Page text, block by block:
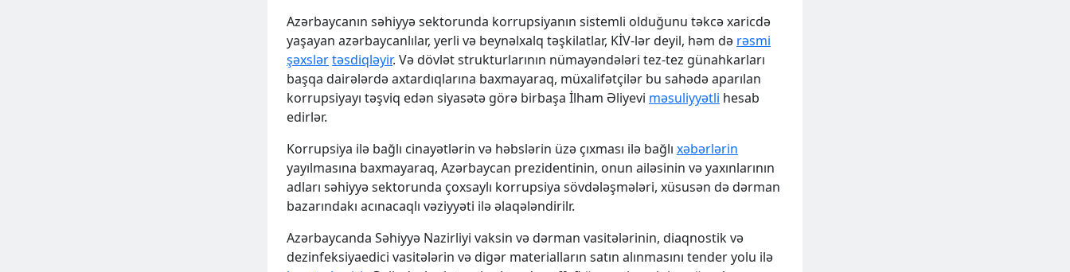
Azərbaycanın səhiyyə sektorunda korrupsiyanın sistemli olduğunu təkcə xaricdə
yaşayan azərbaycanlılar, yerli və beynəlxalq təşkilatlar, KİV-lər deyil, həm də rəsmi
şəxslərtəsdiqləyir. Və dövlət strukturlarının nümayəndələri tez-tez günahkarları
başqa dairələrdə axtardıqlarına baxmayaraq, müxalifətçilər bu sahədə aparılan
korrupsiyayı təşviq edən siyasətə görə birbaşa İlham Əliyevi məsuliyyətli hesab
edirlər.
Korrupsiya ilə bağlı cinayətlərin və həbslərin üzə çıxması ilə bağlı xəbərlərin
yayılmasına baxmayaraq, Azərbaycan prezidentinin, onun ailəsinin və yaxınlarının
adları səhiyyə sektorunda çoxsaylı korrupsiya sövdələşmələri, xüsusən də dərman
bazarındakı acınacaqlı vəziyyəti ilə əlaqələndirilr.
Azərbaycanda Səhiyyə Nazirliyi vaksin və dərman vasitələrinin, diaqnostik və
dezinfeksiyaedici vasitələrin və digər materialların satın alınmasını tender yolu ilə